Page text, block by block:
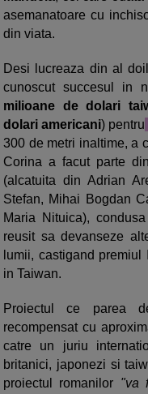
asemanatoare cu
din viata.
Desi lucreaza din al
cunoscut succesul in
milioane de dolari
dolari americani) pentru
300 de metri inaltime, a
Corina a facut parte
(alcatuita din Adrian
Stefan, Mihai Bogdan
Maria Nituica),
reusit sa devanseze
lumii, castigand
in Taiwan.
Proiectul ce parea
recompensat cu
catre un juriu
britanici, japonezi si
proiectul romanilor "va